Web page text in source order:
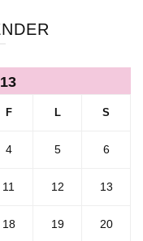
F L S
4 5 6
11 12 13
18 19 20